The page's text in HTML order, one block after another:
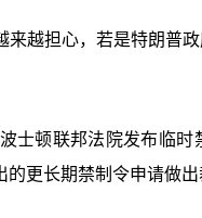
越担心，若是特朗普
士顿联邦法院发布临
更长期禁制令申请做出